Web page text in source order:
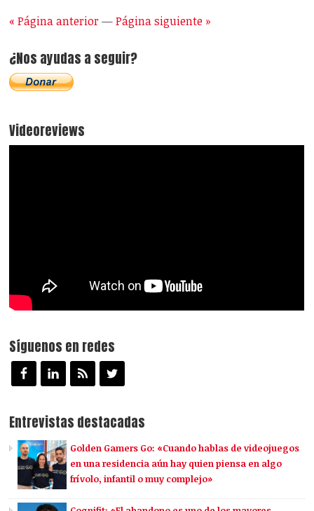
« Página anterior—Página siguiente »
¿Nos ayudas a seguir?
Videoreviews
Síguenos en redes
Entrevistas destacadas
Golden Gamers Go: «Cuando hablas de videojuegos
en una residencia aún hay quien piensa en algo
frívolo, infantil o muy complejo»